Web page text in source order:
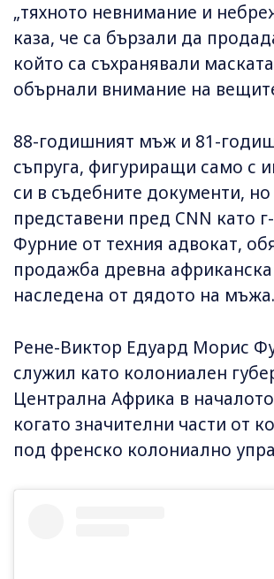
„тяхното невнимание и
каза, че са бързали да
който са съхранявали
обърнали внимание на
88-годишният мъж и 81-
съпруга, фигуриращи само с
си в съдебните документи,
представени пред CNN като
Фурние от техния адвокат,
продажба древна
наследена от дядото на мъжа.
Рене-Виктор Едуард Морис
служил като колониален
Централна Африка в
когато значителни части от
под френско колониално